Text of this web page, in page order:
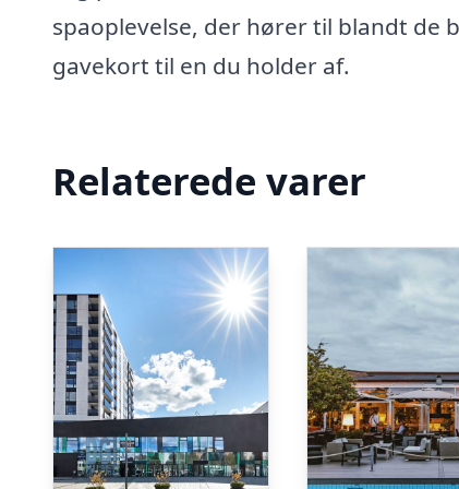
spaoplevelse, der hører til blandt de
gavekort til en du holder af.
Relaterede varer